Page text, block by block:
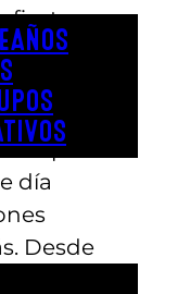
fiesta
tres
de
cuales
para la
día
Desde
un